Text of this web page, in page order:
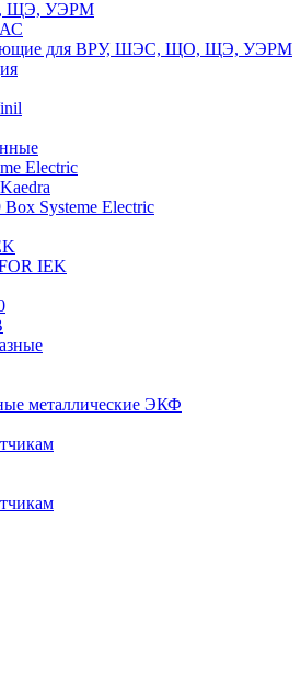
ЩЭ, УЭРМ
для ВРУ, ШЭС, ЩО, ЩЭ, УЭРМ
Electric
Systeme Electric
IEK
металлические ЭКФ